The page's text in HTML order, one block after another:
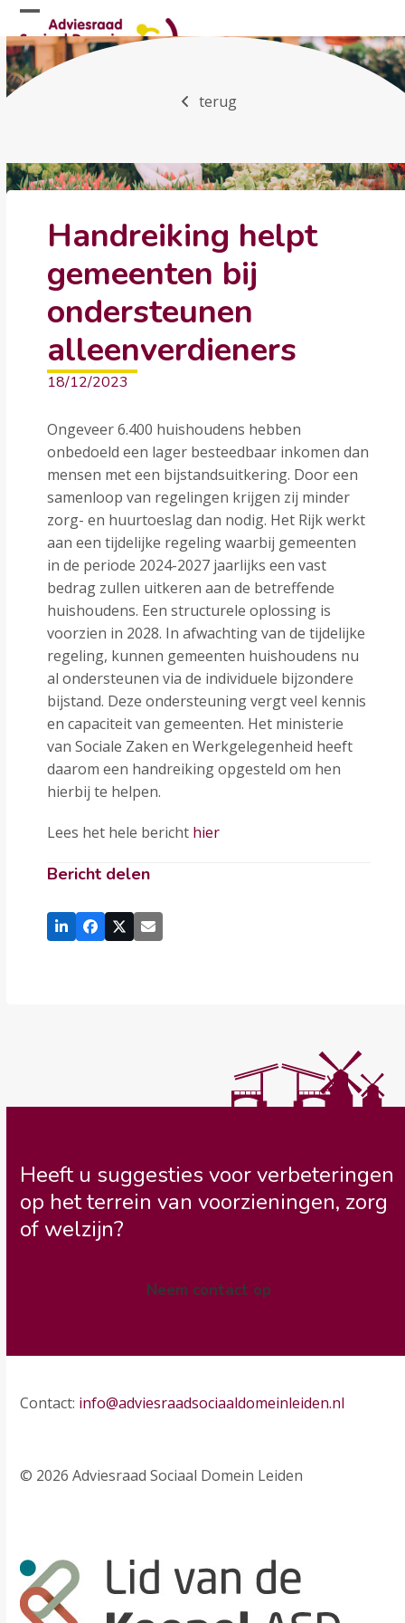
Skip
to
content
Open
mobile
menu
Close
mobile
menu
terug
Handreiking helpt
gemeenten bij
ondersteunen
alleenverdieners
18/12/2023
Ongeveer 6.400 huishoudens hebben
onbedoeld een lager besteedbaar inkomen dan
mensen met een bijstandsuitkering. Door een
samenloop van regelingen krijgen zij minder
zorg- en huurtoeslag dan nodig. Het Rijk werkt
aan een tijdelijke regeling waarbij gemeenten
in de periode 2024-2027 jaarlijks een vast
bedrag zullen uitkeren aan de betreffende
huishoudens. Een structurele oplossing is
voorzien in 2028. In afwachting van de tijdelijke
regeling, kunnen gemeenten huishoudens nu
al ondersteunen via de individuele bijzondere
bijstand. Deze ondersteuning vergt veel kennis
en capaciteit van gemeenten. Het ministerie
van Sociale Zaken en Werkgelegenheid heeft
daarom een handreiking opgesteld om hen
hierbij te helpen.
Lees het hele bericht hier
Bericht delen
Heeft u suggesties voor verbeteringen
op het terrein van voorzieningen, zorg
of welzijn?
Neem contact op
Contact: info@adviesraadsociaaldomeinleiden.nl
© 2026 Adviesraad Sociaal Domein Leiden